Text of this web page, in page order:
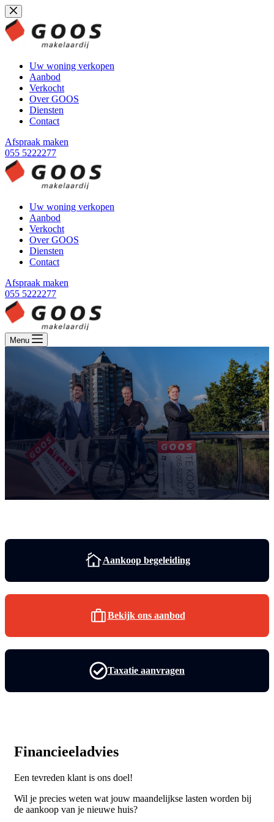
Ga
naar
de
inhoud
Uw woning verkopen
Aanbod
Verkocht
Over GOOS
Diensten
Contact
Afspraak maken
055 5222277
Uw woning verkopen
Aanbod
Verkocht
Over GOOS
Diensten
Contact
Afspraak maken
055 5222277
Menu
Aankoop begeleiding
Bekijk ons aanbod
Taxatie aanvragen
Financieeladvies
Een tevreden klant is ons doel!
Wil je precies weten wat jouw maandelijkse lasten worden bij
de aankoop van je nieuwe huis?